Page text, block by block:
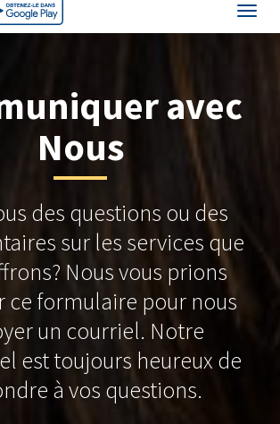
avec
Nous
des questions ou des
sur les services que
Nous vous prions
ce formulaire pour nous
un courriel. Notre
est toujours heureux de
à vos questions.